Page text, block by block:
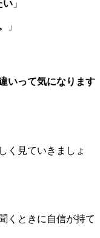
い 」
」
いって気になります
く見ていきましょ
くときに自信が持て